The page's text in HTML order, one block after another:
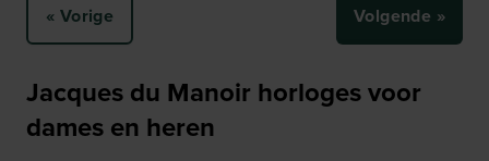
« Vorige Volgende »
Jacques du Manoir horloges voor
dames en heren